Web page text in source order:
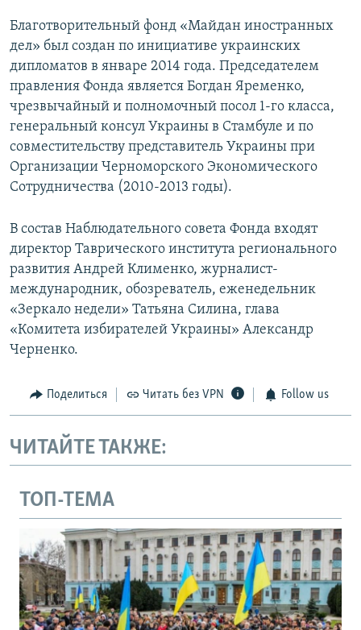
Благотворительный фонд «Майдан иностранных
дел» был создан по инициативе украинских
дипломатов в январе 2014 года. Председателем
правления Фонда является Богдан Яременко,
чрезвычайный и полномочный посол 1-го класса,
генеральный консул Украины в Стамбуле и по
совместительству представитель Украины при
Организации Черноморского Экономического
Сотрудничества (2010-2013 годы).
В состав Наблюдательного совета Фонда входят
директор Таврического института регионального
развития Андрей Клименко, журналист-
международник, обозреватель, еженедельник
«Зеркало недели» Татьяна Силина, глава
«Комитета избирателей Украины» Александр
Черненко.
Поделиться Читать без VPN Follow us
ЧИТАЙТЕ ТАКЖЕ:
ТОП-ТЕМА